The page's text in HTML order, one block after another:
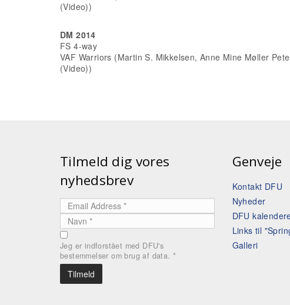
(Video))
DM 2014
FS 4-way
VAF Warriors (Martin S. Mikkelsen, Anne Mine Møller
(Video))
Tilmeld dig vores
nyhedsbrev
Jeg er indforstået med DFU's
bestemmelser om brug af data. *
Genveje
Kontakt DFU
Nyheder
DFU
Links til
Galleri